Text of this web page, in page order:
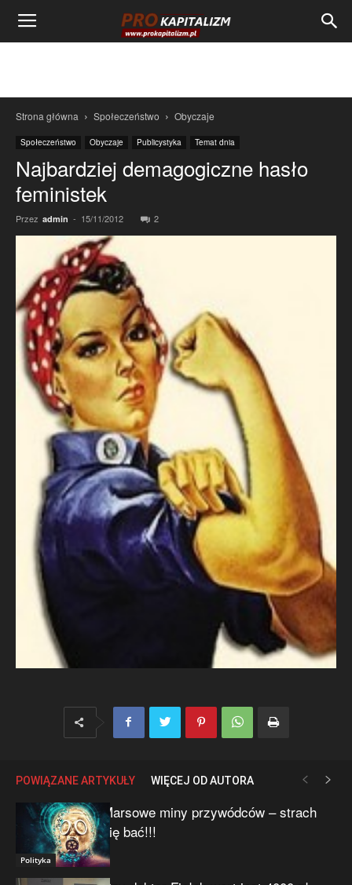
Strona główna Społeczeństwo Obyczaje
Społeczeństwo Obyczaje Publicystyka Temat dnia
Najbardziej demagogiczne hasło
feministek
Przez admin - 15/11/2012 2
POWIĄZANE ARTYKUŁY WIĘCEJ OD AUTORA
Polityka
Marsowe miny przywódców – strach
się bać!!!